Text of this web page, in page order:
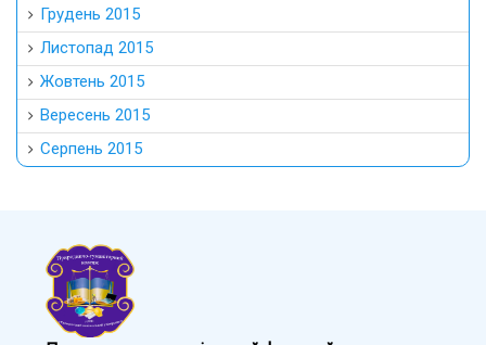
Грудень 2015
Листопад 2015
Жовтень 2015
Вересень 2015
Серпень 2015